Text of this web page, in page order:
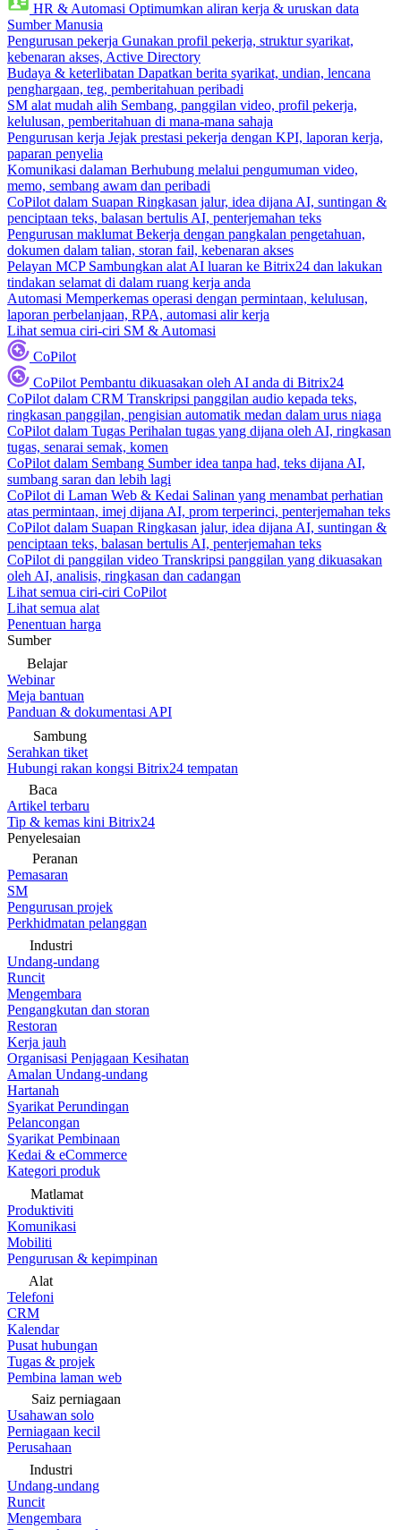
HR & Automasi Optimumkan aliran kerja & uruskan data
Sumber Manusia
Pengurusan pekerja Gunakan profil pekerja, struktur syarikat,
kebenaran akses, Active Directory
Budaya & keterlibatan Dapatkan berita syarikat, undian, lencana
penghargaan, teg, pemberitahuan peribadi
SM alat mudah alih Sembang, panggilan video, profil pekerja,
kelulusan, pemberitahuan di mana-mana sahaja
Pengurusan kerja Jejak prestasi pekerja dengan KPI, laporan kerja,
paparan penyelia
Komunikasi dalaman Berhubung melalui pengumuman video,
memo, sembang awam dan peribadi
CoPilot dalam Suapan Ringkasan jalur, idea dijana AI, suntingan &
penciptaan teks, balasan bertulis AI, penterjemahan teks
Pengurusan maklumat Bekerja dengan pangkalan pengetahuan,
dokumen dalam talian, storan fail, kebenaran akses
Pelayan MCP Sambungkan alat AI luaran ke Bitrix24 dan lakukan
tindakan selamat di dalam ruang kerja anda
Automasi Memperkemas operasi dengan permintaan, kelulusan,
laporan perbelanjaan, RPA, automasi alir kerja
Lihat semua ciri-ciri SM & Automasi
CoPilot
CoPilot Pembantu dikuasakan oleh AI anda di Bitrix24
CoPilot dalam CRM Transkripsi panggilan audio kepada teks,
ringkasan panggilan, pengisian automatik medan dalam urus niaga
CoPilot dalam Tugas Perihalan tugas yang dijana oleh AI, ringkasan
tugas, senarai semak, komen
CoPilot dalam Sembang Sumber idea tanpa had, teks dijana AI,
sumbang saran dan lebih lagi
CoPilot di Laman Web & Kedai Salinan yang menambat perhatian
atas permintaan, imej dijana AI, prom terperinci, penterjemahan teks
CoPilot dalam Suapan Ringkasan jalur, idea dijana AI, suntingan &
penciptaan teks, balasan bertulis AI, penterjemahan teks
CoPilot di panggilan video Transkripsi panggilan yang dikuasakan
oleh AI, analisis, ringkasan dan cadangan
Lihat semua ciri-ciri CoPilot
Lihat semua alat
Penentuan harga
Sumber
Belajar
Webinar
Meja bantuan
Panduan & dokumentasi API
Sambung
Serahkan tiket
Hubungi rakan kongsi Bitrix24 tempatan
Baca
Artikel terbaru
Tip & kemas kini Bitrix24
Penyelesaian
Peranan
Pemasaran
SM
Pengurusan projek
Perkhidmatan pelanggan
Industri
Undang-undang
Runcit
Mengembara
Pengangkutan dan storan
Restoran
Kerja jauh
Organisasi Penjagaan Kesihatan
Amalan Undang-undang
Hartanah
Syarikat Perundingan
Pelancongan
Syarikat Pembinaan
Kedai & eCommerce
Kategori produk
Matlamat
Produktiviti
Komunikasi
Mobiliti
Pengurusan & kepimpinan
Alat
Telefoni
CRM
Kalendar
Pusat hubungan
Tugas & projek
Pembina laman web
Saiz perniagaan
Usahawan solo
Perniagaan kecil
Perusahaan
Industri
Undang-undang
Runcit
Mengembara